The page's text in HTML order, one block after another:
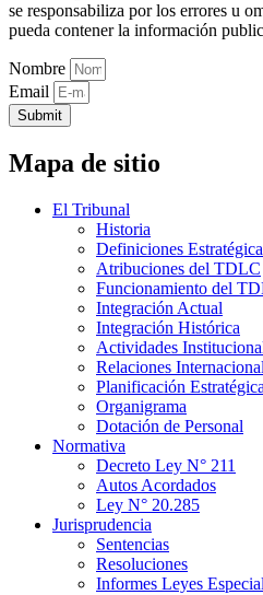
se responsabiliza por los errores u
pueda contener la información
Nombre
Email
Submit
Mapa de sitio
El Tribunal
Historia
Definiciones
Atribuciones del TDLC
Funcionamiento del
Integración Actual
Integración Histórica
Actividades
Relaciones
Planificación Estratégica
Organigrama
Dotación de Personal
Normativa
Decreto Ley N° 211
Autos Acordados
Ley N° 20.285
Jurisprudencia
Sentencias
Resoluciones
Informes Leyes